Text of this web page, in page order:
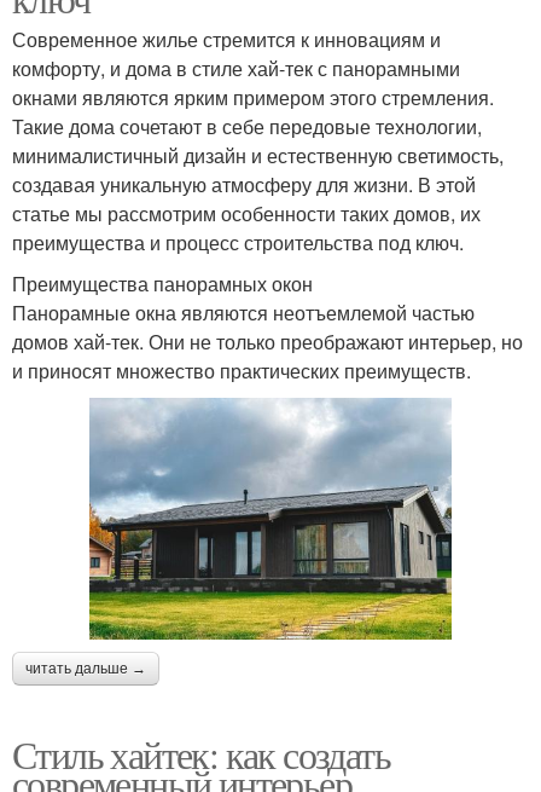
Современное жилье стремится к инновациям и
комфорту, и дома в стиле хай-тек с панорамными
окнами являются ярким примером этого стремления.
Такие дома сочетают в себе передовые технологии,
минималистичный дизайн и естественную светимость,
создавая уникальную атмосферу для жизни. В этой
статье мы рассмотрим особенности таких домов, их
преимущества и процесс строительства под ключ.
Преимущества панорамных окон
Панорамные окна являются неотъемлемой частью
домов хай-тек. Они не только преображают интерьер, но
и приносят множество практических преимуществ.
читать дальше →
Стиль хайтек: как создать